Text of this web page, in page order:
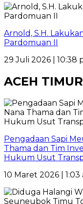
Arnold, S.H.
Pardomuan II
29 Juli 2026 | 10:38
ACEH TIMUR
Pengadaan Sapi
Thama dan Tim
Hukum Usut
10 Maret 2026 | 1:03